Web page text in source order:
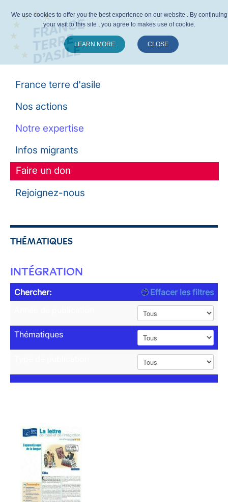
France terre d'asile
Nos actions
Notre expertise
Infos migrants
Faire un don
Rejoignez-nous
THÉMATIQUES
INTÉGRATION
Chercher:
Effacer les filtres
Thématiques
We use cookies to offer you the best experience on our website . By continuing
your visit to this site , you agree to makes use of cookie.
LEARN MORE CLOSE